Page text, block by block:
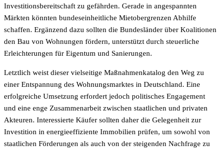
Investitionsbereitschaft zu gefährden. Gerade in angespannten
Märkten könnten bundeseinheitliche Mietobergrenzen Abhilfe
schaffen. Ergänzend dazu sollten die Bundesländer über Koalitionen
den Bau von Wohnungen fördern, unterstützt durch steuerliche
Erleichterungen für Eigentum und Sanierungen.
Letztlich weist dieser vielseitige Maßnahmenkatalog den Weg zu
einer Entspannung des Wohnungsmarktes in Deutschland. Eine
erfolgreiche Umsetzung erfordert jedoch politisches Engagement
und eine enge Zusammenarbeit zwischen staatlichen und privaten
Akteuren. Interessierte Käufer sollten daher die Gelegenheit zur
Investition in energieeffiziente Immobilien prüfen, um sowohl von
staatlichen Förderungen als auch von der steigenden Nachfrage zu